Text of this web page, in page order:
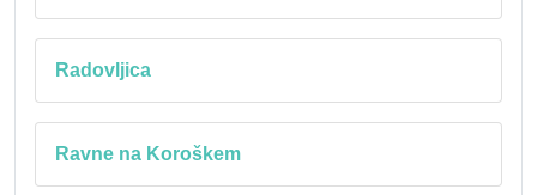
Radovljica
Ravne na Koroškem